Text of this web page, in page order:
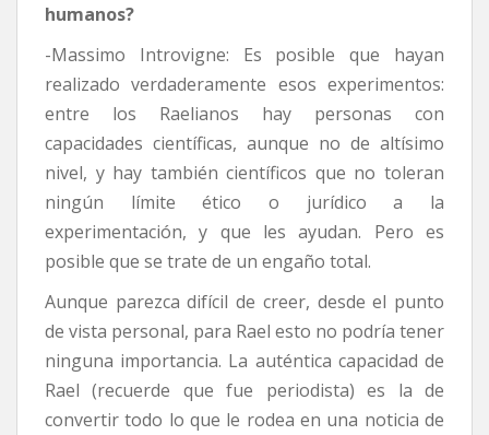
humanos?
-Massimo Introvigne: Es posible que hayan
realizado verdaderamente esos experimentos:
entre los Raelianos hay personas con
capacidades científicas, aunque no de altísimo
nivel, y hay también científicos que no toleran
ningún límite ético o jurídico a la
experimentación, y que les ayudan. Pero es
posible que se trate de un engaño total.
Aunque parezca difícil de creer, desde el punto
de vista personal, para Rael esto no podría tener
ninguna importancia. La auténtica capacidad de
Rael (recuerde que fue periodista) es la de
convertir todo lo que le rodea en una noticia de